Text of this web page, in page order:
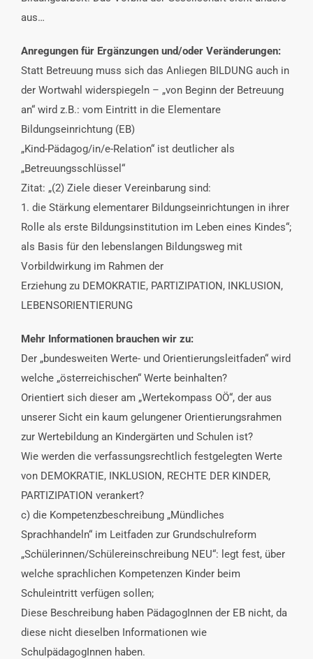
aus…
Anregungen für Ergänzungen und/oder Veränderungen:
Statt Betreuung muss sich das Anliegen BILDUNG auch in
der Wortwahl widerspiegeln – „von Beginn der Betreuung
an“ wird z.B.: vom Eintritt in die Elementare
Bildungseinrichtung (EB)
„Kind-Pädagog/in/e-Relation“ ist deutlicher als
„Betreuungsschlüssel“
Zitat: „(2) Ziele dieser Vereinbarung sind:
1. die Stärkung elementarer Bildungseinrichtungen in ihrer
Rolle als erste Bildungsinstitution im Leben eines Kindes“;
als Basis für den lebenslangen Bildungsweg mit
Vorbildwirkung im Rahmen der
Erziehung zu DEMOKRATIE, PARTIZIPATION, INKLUSION,
LEBENSORIENTIERUNG
Mehr Informationen brauchen wir zu:
Der „bundesweiten Werte- und Orientierungsleitfaden“ wird
welche „österreichischen“ Werte beinhalten?
Orientiert sich dieser am „Wertekompass OÖ“, der aus
unserer Sicht ein kaum gelungener Orientierungsrahmen
zur Wertebildung an Kindergärten und Schulen ist?
Wie werden die verfassungsrechtlich festgelegten Werte
von DEMOKRATIE, INKLUSION, RECHTE DER KINDER,
PARTIZIPATION verankert?
c) die Kompetenzbeschreibung „Mündliches
Sprachhandeln“ im Leitfaden zur Grundschulreform
„Schülerinnen/Schülereinschreibung NEU“: legt fest, über
welche sprachlichen Kompetenzen Kinder beim
Schuleintritt verfügen sollen;
Diese Beschreibung haben PädagogInnen der EB nicht, da
diese nicht dieselben Informationen wie
SchulpädagogInnen haben.